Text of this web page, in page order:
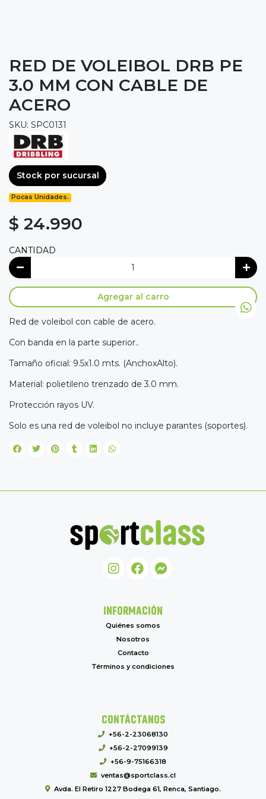
RED DE VOLEIBOL DRB PE
3.0 MM CON CABLE DE
ACERO
SKU: SPC0131
Stock por sucursal
Pocas Unidades.
$ 24.990
CANTIDAD
Agregar al carro
Red de voleibol con cable de acero.
Con banda en la parte superior..
Tamaño oficial: 9.5x1.0 mts. (AnchoxAlto).
Material: polietileno trenzado de 3.0 mm.
Protección rayos UV.
Solo es una red de voleibol no incluye parantes (soportes).
INFORMACIÓN
Quiénes somos
Nosotros
Contacto
Términos y condiciones
CONTÁCTANOS
+56-2-23068130
+56-2-27099139
+56-9-75166318
ventas@sportclass.cl
Avda. El Retiro 1227 Bodega 61, Renca, Santiago.